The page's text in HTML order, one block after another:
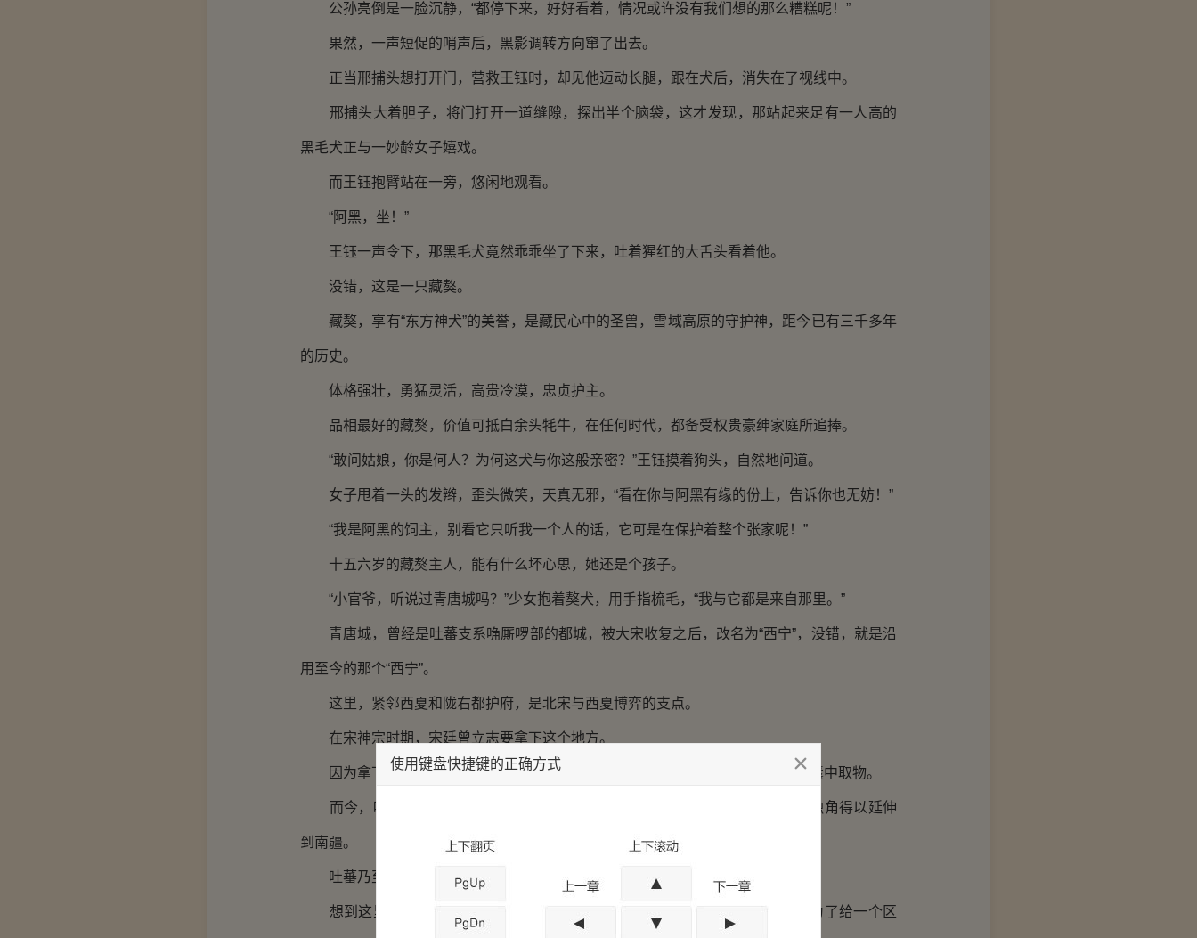
公孙亮倒是一脸沉静，“都停下来，好好看着，情况或许没有我们想的那么糟糕呢！”
果然，一声短促的哨声后，黑影调转方向窜了出去。
正当邢捕头想打开门，营救王钰时，却见他迈动长腿，跟在犬后，消失在了视线中。
邢捕头大着胆子，将门打开一道缝隙，探出半个脑袋，这才发现，那站起来足有一人高的
黑毛犬正与一妙龄女子嬉戏。
而王钰抱臂站在一旁，悠闲地观看。
“阿黑，坐！”
王钰一声令下，那黑毛犬竟然乖乖坐了下来，吐着猩红的大舌头看着他。
没错，这是一只藏獒。
藏獒，享有“东方神犬”的美誉，是藏民心中的圣兽，雪域高原的守护神，距今已有三千多年
的历史。
体格强壮，勇猛灵活，高贵冷漠，忠贞护主。
品相最好的藏獒，价值可抵白余头牦牛，在任何时代，都备受权贵豪绅家庭所追捧。
“敢问姑娘，你是何人？为何这犬与你这般亲密？”王钰摸着狗头，自然地问道。
女子甩着一头的发辫，歪头微笑，天真无邪，“看在你与阿黑有缘的份上，告诉你也无妨！”
“我是阿黑的饲主，别看它只听我一个人的话，它可是在保护着整个张家呢！”
十五六岁的藏獒主人，能有什么坏心思，她还是个孩子。
“小官爷，听说过青唐城吗？”少女抱着獒犬，用手指梳毛，“我与它都是来自那里。”
青唐城，曾经是吐蕃支系唃厮啰部的都城，被大宋收复之后，改名为“西宁”，没错，就是沿
用至今的那个“西宁”。
这里，紧邻西夏和陇右都护府，是北宋与西夏博弈的支点。
在宋神宗时期，宋廷曾立志要拿下这个地方。
因为拿下青唐后，可坐拥河湟腹地，对西夏形成C型包围圈，宋要取之，易如囊中取物。
而今，唃厮啰政权已彻底灭亡，河西丝绸之路青唐道畅通无阻，北宋的军事触角得以延伸
到南疆。
吐蕃乃至整个西域的货物和马牛羊牲畜等等源源不断涌入大宋境内。
想到这里，王钰隐隐不安，如此名贵的獒犬，千里迢迢被带入汴梁京师，竟为了给一个区
使用键盘快捷键的正确方式